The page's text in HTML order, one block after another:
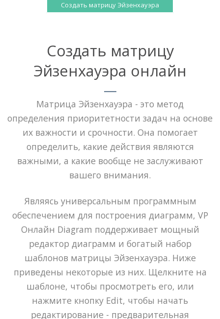
Создать матрицу Эйзенхауэра
Создать матрицу
Эйзенхауэра онлайн
Матрица Эйзенхауэра - это метод
определения приоритетности задач на основе
их важности и срочности. Она помогает
определить, какие действия являются
важными, а какие вообще не заслуживают
вашего внимания.
Являясь универсальным программным
обеспечением для построения диаграмм, VP
Онлайн Diagram поддерживает мощный
редактор диаграмм и богатый набор
шаблонов матрицы Эйзенхауэра. Ниже
приведены некоторые из них. Щелкните на
шаблоне, чтобы просмотреть его, или
нажмите кнопку Edit, чтобы начать
редактирование - предварительная